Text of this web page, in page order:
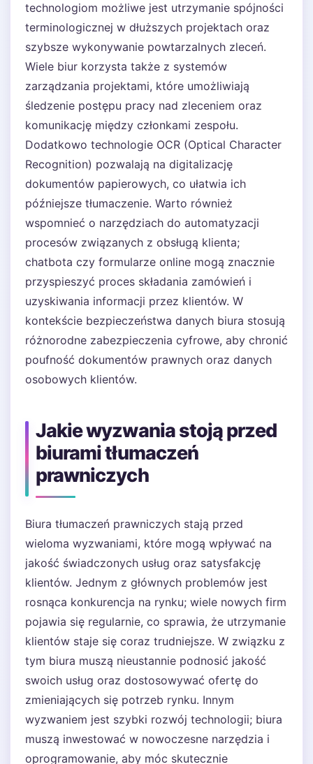
technologiom możliwe jest utrzymanie spójności
terminologicznej w dłuższych projektach oraz
szybsze wykonywanie powtarzalnych zleceń.
Wiele biur korzysta także z systemów
zarządzania projektami, które umożliwiają
śledzenie postępu pracy nad zleceniem oraz
komunikację między członkami zespołu.
Dodatkowo technologie OCR (Optical Character
Recognition) pozwalają na digitalizację
dokumentów papierowych, co ułatwia ich
późniejsze tłumaczenie. Warto również
wspomnieć o narzędziach do automatyzacji
procesów związanych z obsługą klienta;
chatbota czy formularze online mogą znacznie
przyspieszyć proces składania zamówień i
uzyskiwania informacji przez klientów. W
kontekście bezpieczeństwa danych biura stosują
różnorodne zabezpieczenia cyfrowe, aby chronić
poufność dokumentów prawnych oraz danych
osobowych klientów.
Jakie wyzwania stoją przed
biurami tłumaczeń
prawniczych
Biura tłumaczeń prawniczych stają przed
wieloma wyzwaniami, które mogą wpływać na
jakość świadczonych usług oraz satysfakcję
klientów. Jednym z głównych problemów jest
rosnąca konkurencja na rynku; wiele nowych firm
pojawia się regularnie, co sprawia, że utrzymanie
klientów staje się coraz trudniejsze. W związku z
tym biura muszą nieustannie podnosić jakość
swoich usług oraz dostosowywać ofertę do
zmieniających się potrzeb rynku. Innym
wyzwaniem jest szybki rozwój technologii; biura
muszą inwestować w nowoczesne narzędzia i
oprogramowanie, aby móc skutecznie